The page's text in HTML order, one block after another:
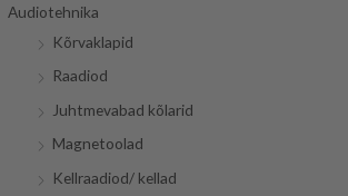
Audiotehnika
Kõrvaklapid
Raadiod
Juhtmevabad kõlarid
Magnetoolad
Kellraadiod/ kellad